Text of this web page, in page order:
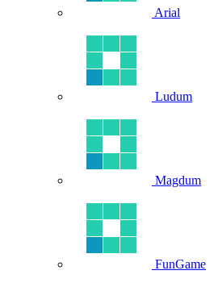
Arial
Ludum
Magdum
FunGame